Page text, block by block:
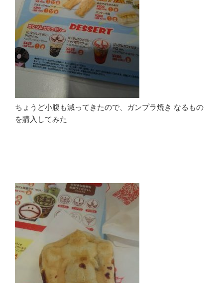
ちょうど小腹も減ってきたので、ガンプラ焼き なるもの
を購入してみた